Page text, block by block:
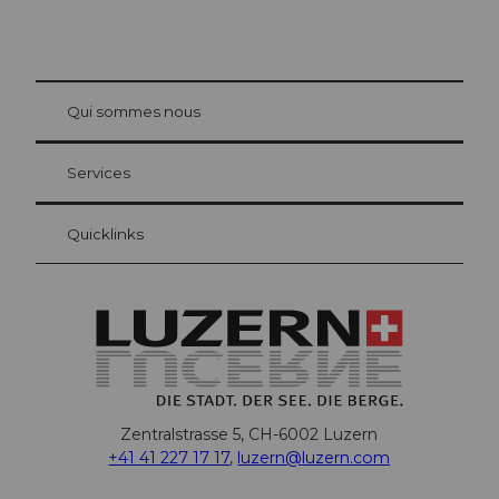
Carte d’hôte Lucerne
Vos avantages en tant qu'hôte pour la nuit
at Bre
Qui sommes nous
Services
Quicklinks
Zentralstrasse 5, CH-6002 Luzern
+41 41 227 17 17, luzern@luzern.com